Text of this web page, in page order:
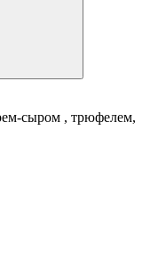
сыром , трюфелем,